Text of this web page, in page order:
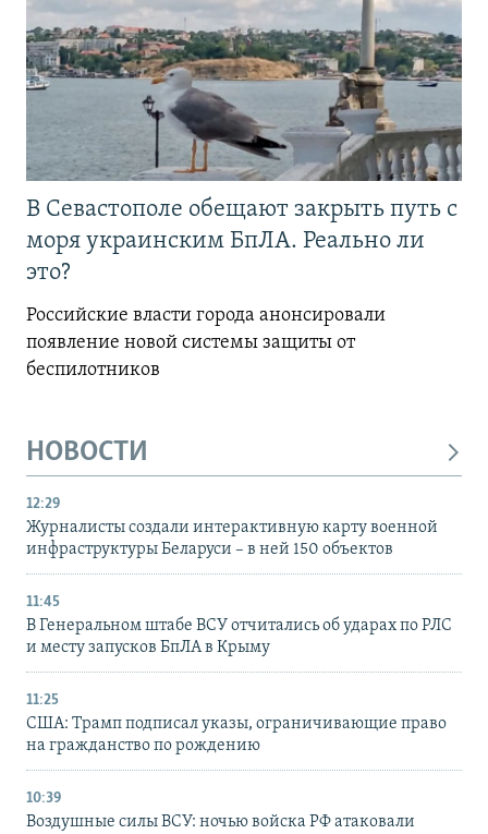
В Севастополе обещают закрыть путь с
моря украинским БпЛА. Реально ли
это?
Российские власти города анонсировали
появление новой системы защиты от
беспилотников
НОВОСТИ
12:29
Журналисты создали интерактивную карту военной
инфраструктуры Беларуси – в ней 150 объектов
11:45
В Генеральном штабе ВСУ отчитались об ударах по РЛС
и месту запусков БпЛА в Крыму
11:25
США: Трамп подписал указы, ограничивающие право
на гражданство по рождению
10:39
Воздушные силы ВСУ: ночью войска РФ атаковали